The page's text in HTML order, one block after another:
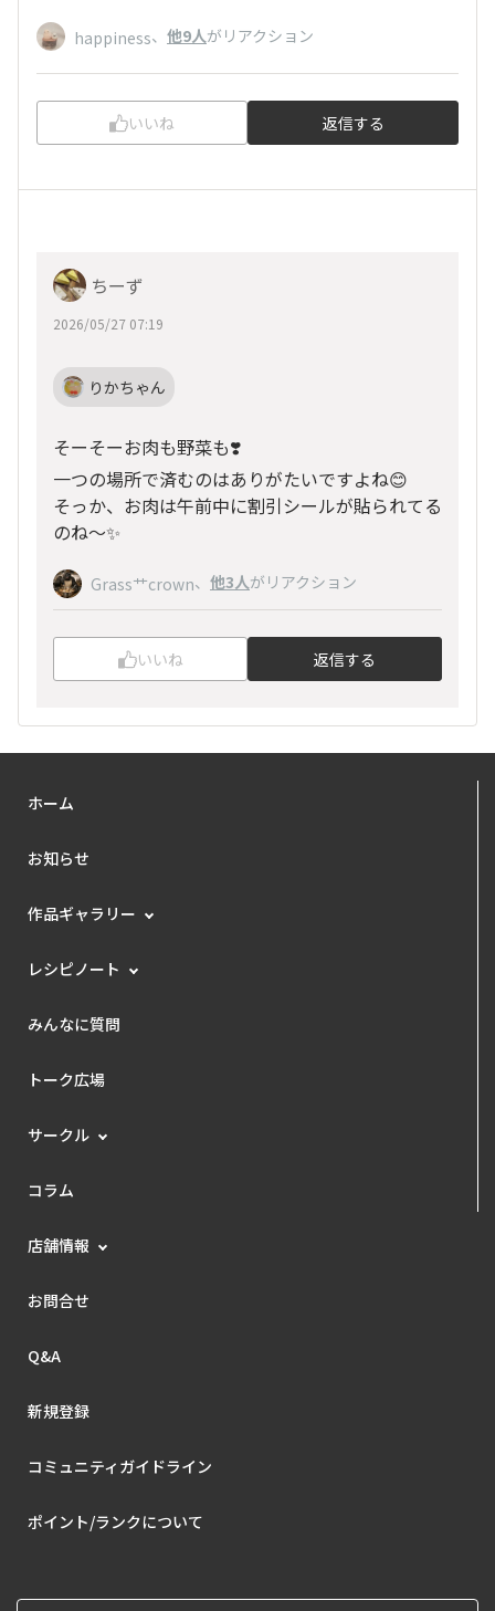
happiness、 他9人がリアクション
いいね 返信する
ちーず
2026/05/27 07:19
りかちゃん
そーそーお肉も野菜も❣️
一つの場所で済むのはありがたいですよね😊
そっか、お肉は午前中に割引シールが貼られてる
のね〜✨
Grass艹crown、 他3人がリアクション
いいね 返信する
ホーム
お知らせ
作品ギャラリー
レシピノート
みんなに質問
トーク広場
サークル
コラム
店舗情報
お問合せ
Q&A
新規登録
コミュニティガイドライン
ポイント/ランクについて